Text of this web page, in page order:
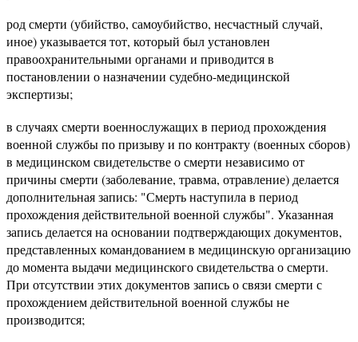
род смерти (убийство, самоубийство, несчастный случай,
иное) указывается тот, который был установлен
правоохранительными органами и приводится в
постановлении о назначении судебно-медицинской
экспертизы;
в случаях смерти военнослужащих в период прохождения
военной службы по призыву и по контракту (военных сборов)
в медицинском свидетельстве о смерти независимо от
причины смерти (заболевание, травма, отравление) делается
дополнительная запись: "Смерть наступила в период
прохождения действительной военной службы". Указанная
запись делается на основании подтверждающих документов,
представленных командованием в медицинскую организацию
до момента выдачи медицинского свидетельства о смерти.
При отсутствии этих документов запись о связи смерти с
прохождением действительной военной службы не
производится;